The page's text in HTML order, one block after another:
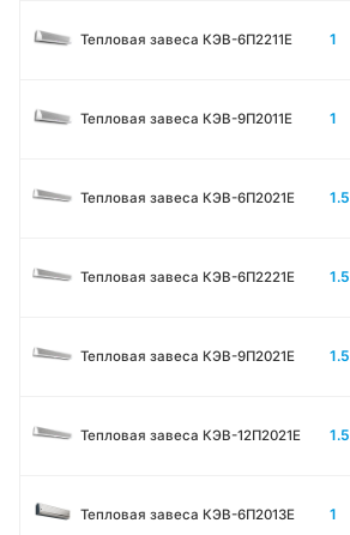
Тепловая завеса КЭВ-6П2211E 1
Тепловая завеса КЭВ-9П2011E 1
Тепловая завеса КЭВ-6П2021E 1.5
Тепловая завеса КЭВ-6П2221E 1.5
Тепловая завеса КЭВ-9П2021E 1.5
Тепловая завеса КЭВ-12П2021E 1.5
Тепловая завеса КЭВ-6П2013E 1